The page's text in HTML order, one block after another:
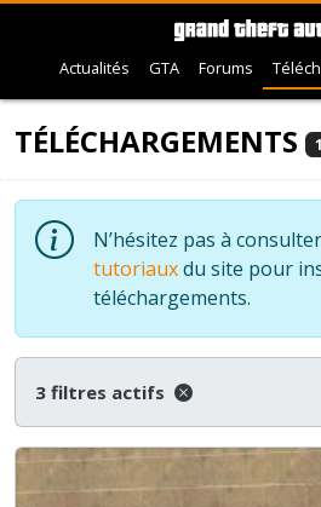
Actualités GTA Forums
TÉLÉCHARGEMENTS 1
N’hésitez pas à
tutoriauxdu site pour
téléchargements.
3 filtres actifs